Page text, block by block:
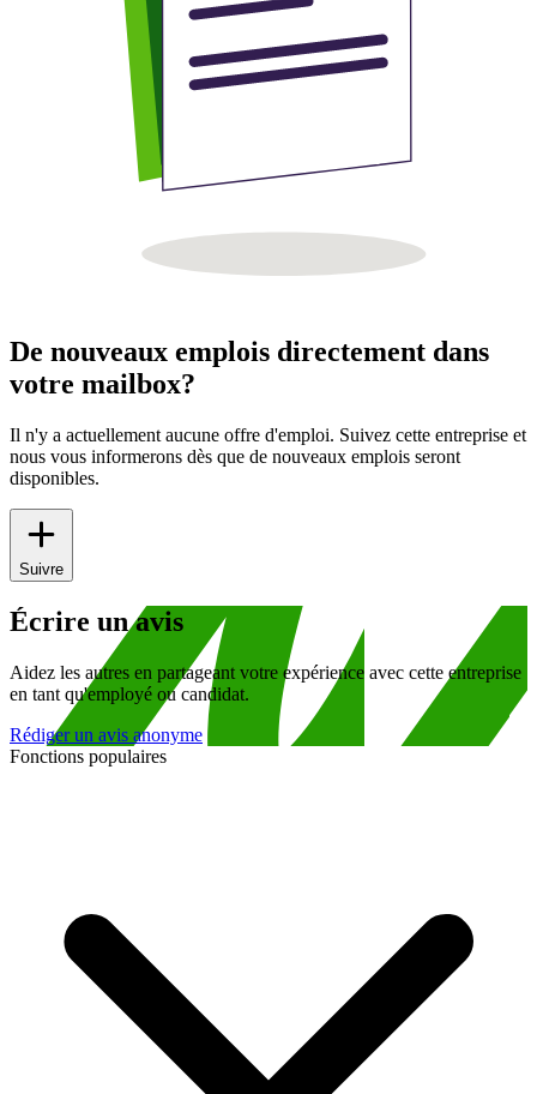
De nouveaux emplois directement dans
votre mailbox?
Il n'y a actuellement aucune offre d'emploi. Suivez cette entreprise et
nous vous informerons dès que de nouveaux emplois seront
disponibles.
Suivre
Écrire un avis
Aidez les autres en partageant votre expérience avec cette entreprise
en tant qu'employé ou candidat.
Rédiger un avis anonyme
Fonctions populaires